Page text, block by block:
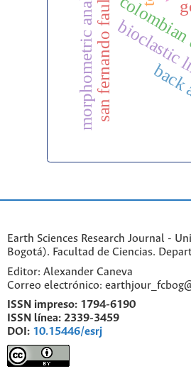
san fernando fault
morphometric analysis
Earth Sciences Research Journal -
Bogotá). Facultad de Ciencias.
Editor: Alexander Caneva
Correo electrónico:
ISSN impreso: 1794-6190
ISSN línea: 2339-3459
DOI: 10.15446/esrj